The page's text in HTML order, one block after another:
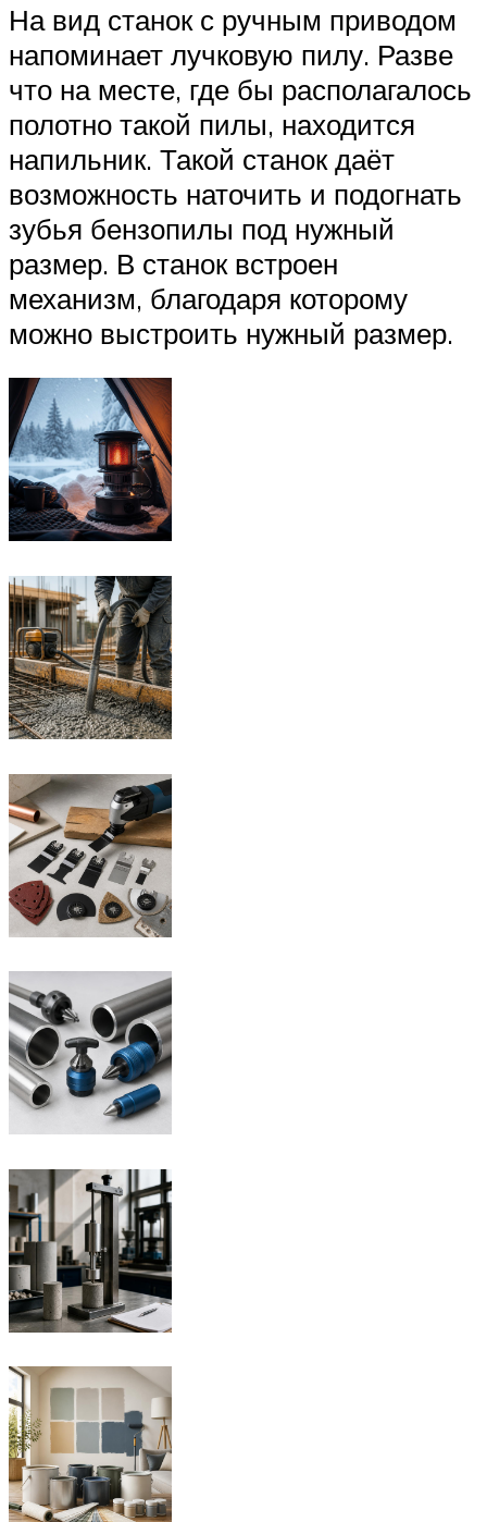
На вид станок с ручным приводом
напоминает лучковую пилу. Разве
что на месте, где бы располагалось
полотно такой пилы, находится
напильник. Такой станок даёт
возможность наточить и подогнать
зубья бензопилы под нужный
размер. В станок встроен
механизм, благодаря которому
можно выстроить нужный размер.